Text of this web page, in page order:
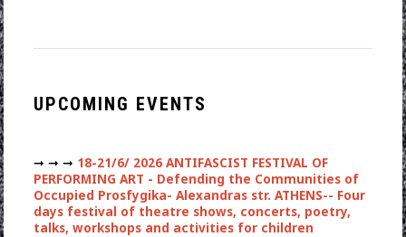
UPCOMING EVENTS
➞ ➞ ➞ 18-21/6/ 2026 ANTIFASCIST FESTIVAL OF
PERFORMING ART - Defending the Communities of
Occupied Prosfygika- Alexandras str. ATHENS-- Four
days festival of theatre shows, concerts, poetry,
talks, workshops and activities for children